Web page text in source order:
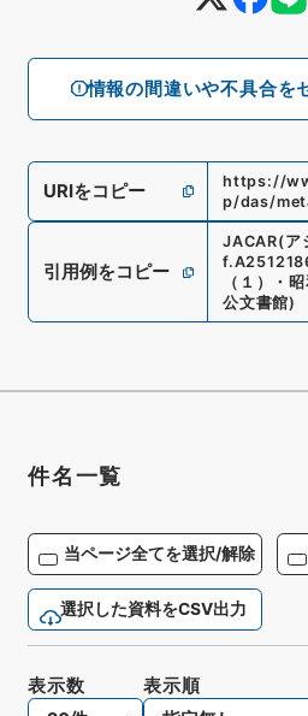
情報の間違いや不具合を
URIをコピー
https://
p/das/
引用例をコピー
JACAR(ア
f.
（１）・
公文書館)
件名一覧
当ページ全てを選択/解除
選択した資料をCSV出力
表示数 表示順